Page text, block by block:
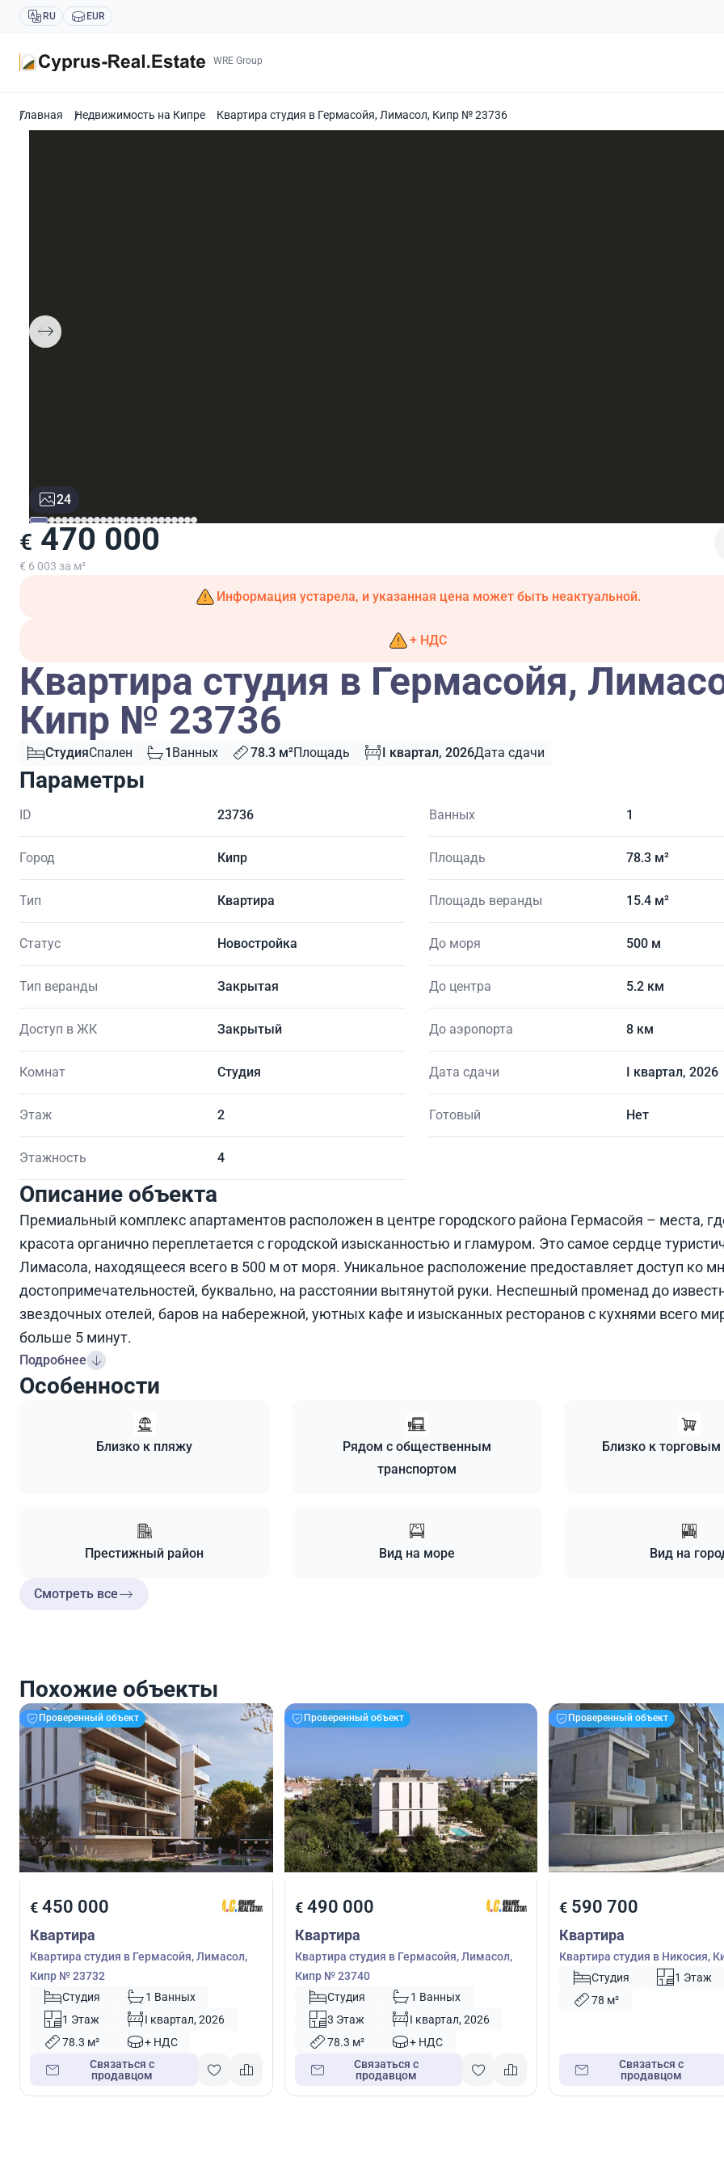
RU EUR
WRE Group
Главная Недвижимость на Кипре Квартира студия в Гермасойя, Лимасол, Кипр № 23736
24
€ 470 000
€ 6 003 за м²
Информация устарела, и указанная цена может быть неактуальной.
+ НДС
Квартира студия в Гермасойя,
Кипр № 23736
СтудияСпален 1 Ванных 78.3 м²Площадь I квартал, 2026Дата сдачи
Параметры
ID 23736
Город Кипр
Тип Квартира
Статус Новостройка
Тип веранды Закрытая
Доступ в ЖК Закрытый
Комнат Студия
Этаж 2
Этажность 4
Ванных 1
Площадь 78.3 м²
Площадь веранды 15.4 м²
До моря 500 м
До центра 5.2 км
До аэропорта 8 км
Дата сдачи I квартал, 2026
Готовый Нет
Описание объекта
Премиальный комплекс апартаментов расположен в центре городского района Гермасойя – места,
красота органично переплетается с городской изысканностью и гламуром. Это самое сердце
Лимасола, находящееся всего в 500 м от моря. Уникальное расположение предоставляет доступ ко
достопримечательностей, буквально, на расстоянии вытянутой руки. Неспешный променад до
звездочных отелей, баров на набережной, уютных кафе и изысканных ресторанов с кухнями всего
больше 5 минут.
Подробнее
Особенности
Близко к пляжу
Рядом с общественным
транспортом
Близко к
Престижный район Вид на море Вид на
Смотреть все
Похожие объекты
Проверенный объект
€ 450 000
Квартира
Квартира студия в Гермасойя, Лимасол,
Кипр № 23732
Студия
1 Ванных
1 Этаж
I квартал, 2026
78.3 м²
+ НДС
Связаться с
продавцом
Проверенный объект
€490 000
Квартира
Квартира студия в Гермасойя, Лимасол,
Кипр № 23740
Студия
1 Ванных
3 Этаж
I квартал, 2026
78.3 м²
+ НДС
Связаться с
продавцом
Проверенный объект
€ 590 700
Квартира
Квартира студия в Никосия,
Студия
1 Этаж
78 м²
Связаться с
продавцом